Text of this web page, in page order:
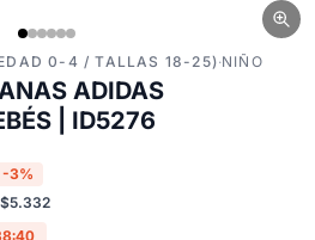
0-4 / TALLAS 18-25)·NIÑO
ADIDAS
| ID5276
-3%
$5.332